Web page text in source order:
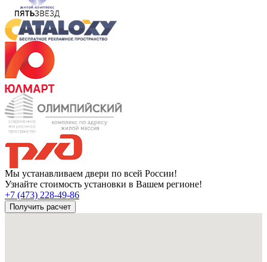
Мы устанавливаем двери по всей России!
Узнайте стоимость установки в Вашем регионе!
+7 (473) 228-49-86
Получить расчет